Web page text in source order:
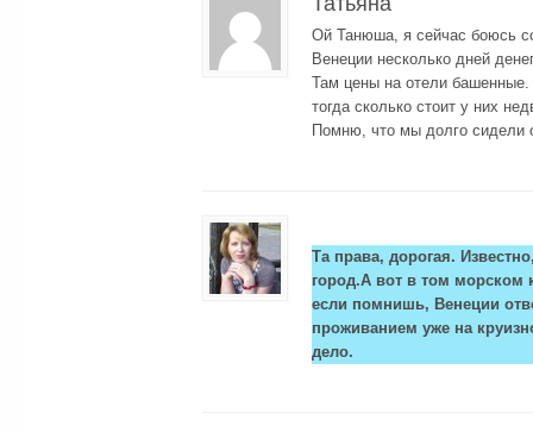
Ой Танюша, я сейчас боюсь
Венеции несколько дней
Там цены на отели
тогда сколько стоит у них
Помню, что мы долго сидели
Та права, дорогая.
город.А вот в том морском
если помнишь, Венеции
проживанием уже на
дело.